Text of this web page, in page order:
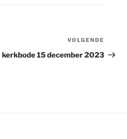
bericht
VOLGENDE
kerkbode 15 december 2023